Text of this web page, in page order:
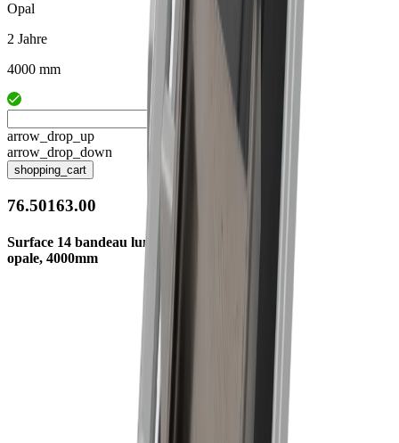
Opal
2 Jahre
4000 mm
arrow_drop_up
arrow_drop_down
shopping_cart
76.50163.00
Surface 14 bandeau lumineux
opale, 4000mm